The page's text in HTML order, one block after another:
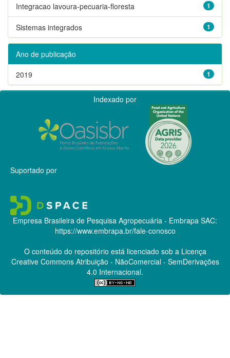
1
Integracao lavoura-pecuaria-floresta
1
Sistemas integrados
Ano de publicação
1
2019
Indexado por
Suportado por
Empresa Brasileira de Pesquisa Agropecuária - Embrapa SAC:
https://www.embrapa.br/fale-conosco
O conteúdo do repositório está licenciado sob a Licença
Creative CommonsAtribuição - NãoComercial - SemDerivações
4.0 Internacional.